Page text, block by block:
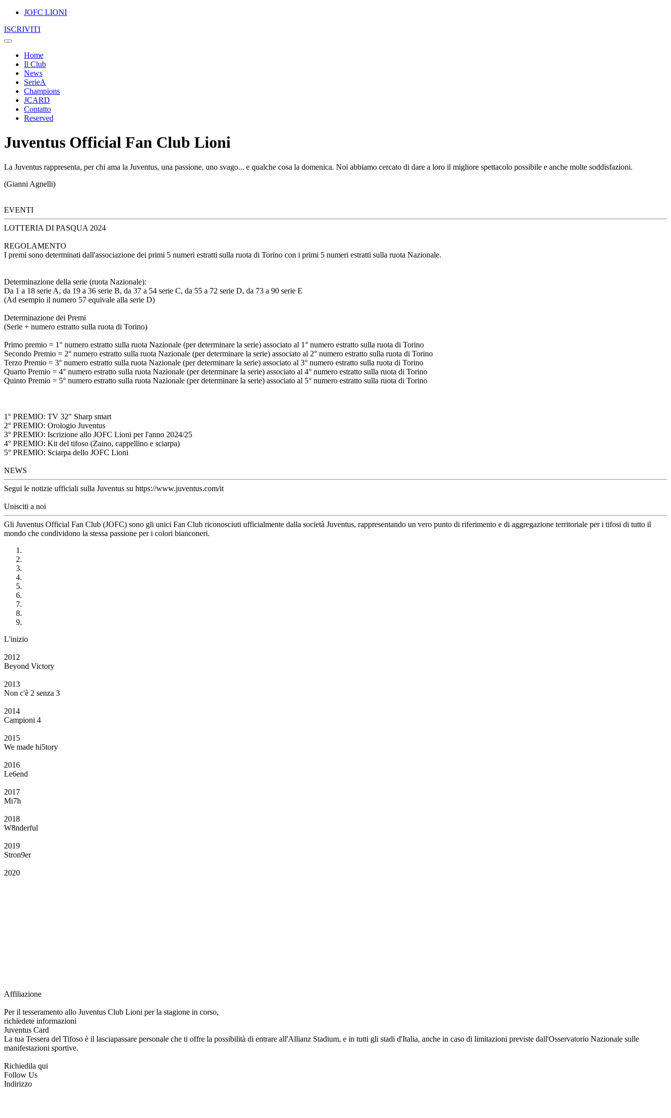
JOFC LIONI
ISCRIVITI
Home
Il Club
News
SerieA
Champions
JCARD
Contatto
Reserved
Juventus Official Fan Club Lioni
La Juventus rappresenta, per chi ama la Juventus, una passione, uno svago... e qualche cosa la domenica. Noi abbiamo cercato di dare a loro il migliore spettacolo possibile e anche molte soddisfazioni.
(Gianni Agnelli)
EVENTI
LOTTERIA DI PASQUA 2024
REGOLAMENTO
I premi sono determinati dall'associazione dei primi 5 numeri estratti sulla ruota di Torino con i primi 5 numeri estratti sulla ruota Nazionale.
Determinazione della serie (ruota Nazionale):
Da 1 a 18 serie A, da 19 a 36 serie B, da 37 a 54 serie C, da 55 a 72 serie D, da 73 a 90 serie E
(Ad esempio il numero 57 equivale alla serie D)
Determinazione dei Premi
(Serie + numero estratto sulla ruota di Torino)
Primo premio = 1° numero estratto sulla ruota Nazionale (per determinare la serie) associato al 1° numero estratto sulla ruota di Torino
Secondo Premio = 2° numero estratto sulla ruota Nazionale (per determinare la serie) associato al 2° numero estratto sulla ruota di Torino
Terzo Premio = 3° numero estratto sulla ruota Nazionale (per determinare la serie) associato al 3° numero estratto sulla ruota di Torino
Quarto Premio = 4° numero estratto sulla ruota Nazionale (per determinare la serie) associato al 4° numero estratto sulla ruota di Torino
Quinto Premio = 5° numero estratto sulla ruota Nazionale (per determinare la serie) associato al 5° numero estratto sulla ruota di Torino
1° PREMIO: TV 32" Sharp smart
2° PREMIO: Orologio Juventus
3° PREMIO: Iscrizione allo JOFC Lioni per l'anno 2024/25
4° PREMIO: Kit del tifoso (Zaino, cappellino e sciarpa)
5° PREMIO: Sciarpa dello JOFC Lioni
NEWS
Segui le notizie ufficiali sulla Juventus su https://www.juventus.com/it
Unisciti a noi
Gli Juventus Official Fan Club (JOFC) sono gli unici Fan Club riconosciuti ufficialmente dalla società Juventus, rappresentando un vero punto di riferimento e di aggregazione territoriale per i tifosi di tutto il
mondo che condividono la stessa passione per i colori bianconeri.
L'inizio
2012
Beyond Victory
2013
Non c'è 2 senza 3
2014
Campioni 4
2015
We made hi5tory
2016
Le6end
2017
Mi7h
2018
W8nderful
2019
Stron9er
2020
Affiliazione
Per il tesseramento allo Juventus Club Lioni per la stagione in corso,
richiedete informazioni
Juventus Card
La tua Tessera del Tifoso è il lasciapassare personale che ti offre la possibilità di entrare all'Allianz Stadium, e in tutti gli stadi d'Italia, anche in caso di limitazioni previste dall'Osservatorio Nazionale sulle
manifestazioni sportive.
Richiedila qui
Follow Us
Indirizzo